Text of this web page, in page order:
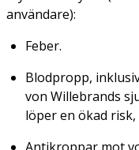
användare):
Feber.
Blodpropp,
von Willebrands
löper en ökad risk,